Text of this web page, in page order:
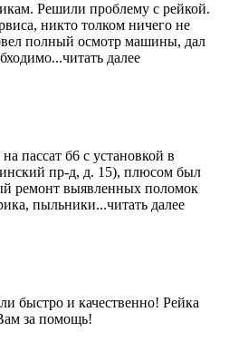
Решили проблему с рейкой.
никто толком ничего не
полный осмотр машины, дал
далее
пассат б6 с установкой в
пр-д, д. 15), плюсом был
ремонт выявленных поломок
пыльники...читать далее
быстро и качественно! Рейка
за помощь!